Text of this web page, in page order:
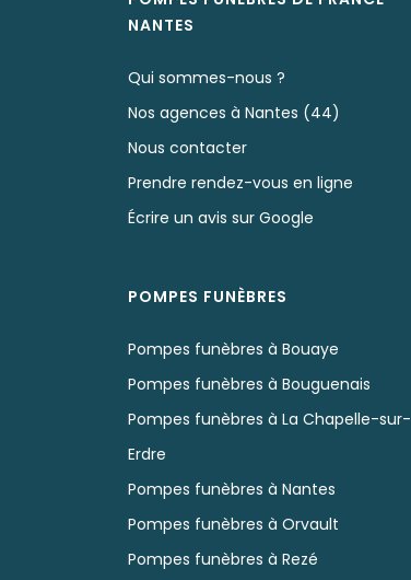
NANTES
Qui sommes-nous ?
Nos agences à Nantes (44)
Nous contacter
Prendre rendez-vous en ligne
Écrire un avis sur Google
POMPES FUNÈBRES
Pompes funèbres à Bouaye
Pompes funèbres à Bouguenais
Pompes funèbres à La Chapelle-sur-
Erdre
Pompes funèbres à Nantes
Pompes funèbres à Orvault
Pompes funèbres à Rezé